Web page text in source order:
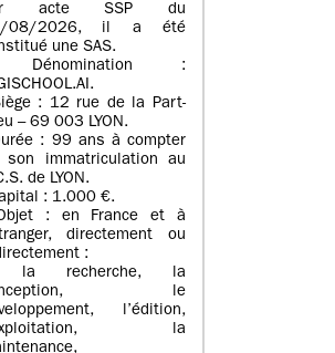
acte SSP du
08/2026, il a été
une SAS.
:
: 12 rue de la Part-
– 69 003 LYON.
: 99 ans à compter
son immatriculation au
de LYON.
: 1.000 €.
: en France et à
directement ou
:
la recherche, la
le
l’édition,
la